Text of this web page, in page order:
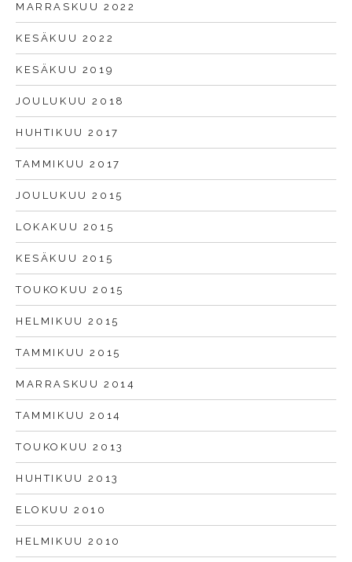
MARRASKUU 2022
KESÄKUU 2022
KESÄKUU 2019
JOULUKUU 2018
HUHTIKUU 2017
TAMMIKUU 2017
JOULUKUU 2015
LOKAKUU 2015
KESÄKUU 2015
TOUKOKUU 2015
HELMIKUU 2015
TAMMIKUU 2015
MARRASKUU 2014
TAMMIKUU 2014
TOUKOKUU 2013
HUHTIKUU 2013
ELOKUU 2010
HELMIKUU 2010